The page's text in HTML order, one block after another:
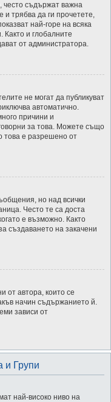
често съдържат важна
трябва да ги прочетете,
най-горе на всяка
Както и глобалните
от администратора.
не могат да публикуват
автоматично.
причини и
за това. Можете също
това е разрешено от
но над всички
Често те са доста
е възможно. Както
създаването на закачени
от автора, които се
начин съдържанието й.
зависи от
и Групи
най-високо ниво на